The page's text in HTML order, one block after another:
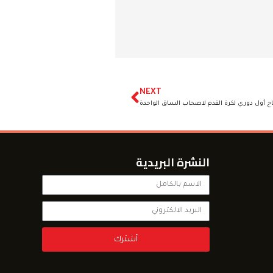
NEXT
أول دوري لكرة القدم لاصحاب الساق الواحدة
النشرة البريدية
أشترك